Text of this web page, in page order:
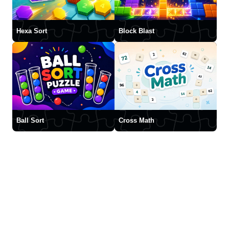
Hexa Sort Block Blast
Ball Sort Cross Math